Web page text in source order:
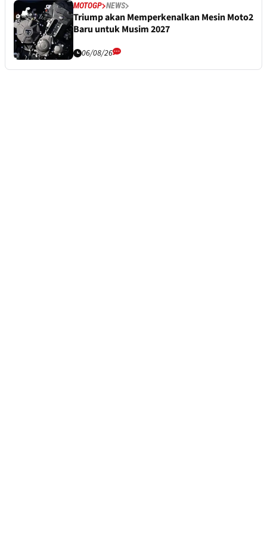
MOTOGP NEWS
Triump akan Memperkenalkan Mesin Moto2
Baru untuk Musim 2027
06/08/26